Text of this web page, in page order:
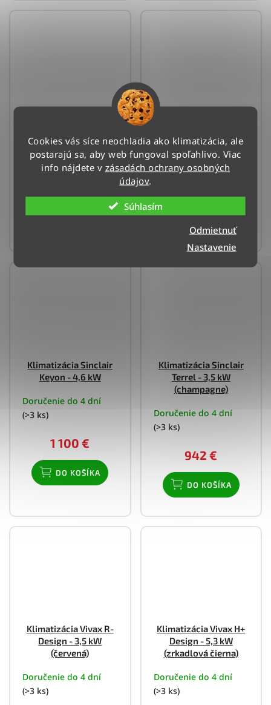
Cookies vás síce neochladia ako klimatizácia, ale
postarajú sa, aby web fungoval spoľahlivo. Viac
info nájdete v zásadách ochrany osobných
údajov.
Súhlasím
Nastavenie
Odmietnuť
Doručenie do 4 dní
(>3 ks)
Zistite dostupnosť –
ozvite sa nám
Klimatizácia Sinclair
Keyon - 4,6 kW
Doručenie do 4 dní
(>3 ks)
1 100 €
DO KOŠÍKA
Klimatizácia Sinclair
Terrel - 3,5 kW
(champagne)
Doručenie do 4 dní
(>3 ks)
942 €
DO KOŠÍKA
Klimatizácia Vivax R-
Design - 3,5 kW
(červená)
Doručenie do 4 dní
(>3 ks)
Klimatizácia Vivax H+
Design - 5,3 kW
(zrkadlová čierna)
Doručenie do 4 dní
(>3 ks)